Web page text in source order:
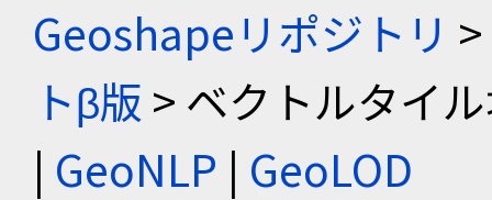
Geoshapeリポジトリ >
トβ版 > ベクトルタイ
| GeoNLP | GeoLOD